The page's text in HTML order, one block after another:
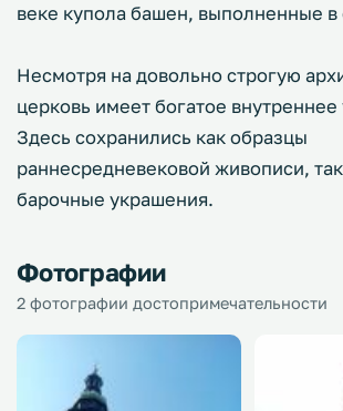
веке купола башен, выполненные в
Несмотря на довольно строгую
церковь имеет богатое внутреннее
Здесь сохранились как образцы
раннесредневековой живописи,
барочные украшения.
Фотографии
2 фотографии достопримечательности